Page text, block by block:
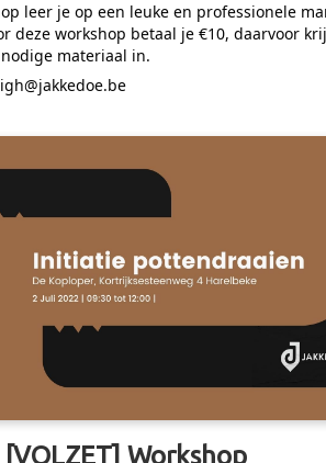
leer je op een leuke en professionele
deze workshop betaal je €10, daarvoor
materiaal in.
Workshop